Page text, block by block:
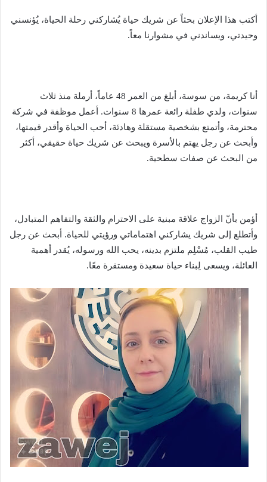
أكتب هذا الإعلان بحثاً عن شريك حياة يُشاركني رحلة الحياة، يُؤنسني
وحيدتي، ويساندني في مشوارنا معاً.
أنا كريمة، من سوسة، أبلغ من العمر 48 عاماً، أرملة منذ ثلاث
سنوات، ولدي طفلة رائعة عمرها 8 سنوات. أعمل موظفة في شركة
محترمة، وأتمتع بشخصية مستقلة وهادئة، أحب الحياة وأقدر قيمتها،
وأبحث عن رجل يهتم بالأسرة ويبحث عن شريك حياة حقيقي، أكثر
من البحث عن صفات سطحية.
أؤمن بأنّ الزواج علاقة مبنية على الاحترام والثقة والتفاهم المتبادل،
وأتطلع إلى شريك يشاركني اهتماماتي ورؤيتي للحياة. أبحث عن رجل
طيب القلب، مُسْلِم ملتزم بدينه، يحب الله ورسوله، يُقدر أهمية
العائلة، ويسعى لِبناء حياة سعيدة ومستقرة معًا.